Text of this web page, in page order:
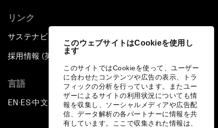
このウェブサイトはCookieを使用し
ます
このサイトではCookieを使って、ユーザー
に合わせたコンテンツや広告の表示、トラ
フィックの分析を行っています。またユー
ザーによるサイトの利用状況についても情
報を収集し、ソーシャルメディアや広告配
信、データ解析の各パートナーに情報を共
有しています。ここで収集された情報は、
リンク
サステナビリティへの取り組み
採用情報 (英語のみ)
言語
EN ▪ES▪中文▪ 日本語